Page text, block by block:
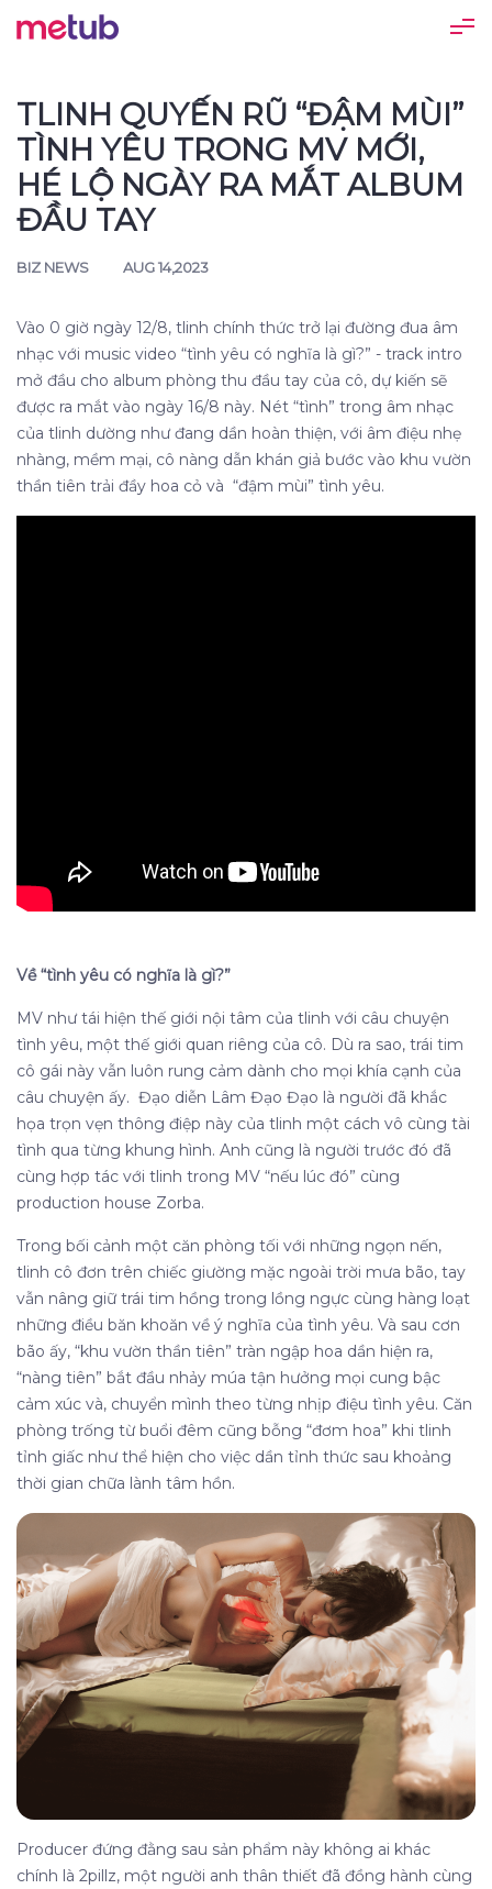
TLINH QUYẾN RŨ “ĐẬM MÙI”
TÌNH YÊU TRONG MV MỚI,
HÉ LỘ NGÀY RA MẮT ALBUM
ĐẦU TAY
BIZ NEWS AUG 14,2023
Vào 0 giờ ngày 12/8, tlinh chính thức trở lại đường đua âm
nhạc với music video “tình yêu có nghĩa là gì?” - track intro
mở đầu cho album phòng thu đầu tay của cô, dự kiến sẽ
được ra mắt vào ngày 16/8 này. Nét “tình” trong âm nhạc
của tlinh dường như đang dần hoàn thiện, với âm điệu nhẹ
nhàng, mềm mại, cô nàng dẫn khán giả bước vào khu vườn
thần tiên trải đầy hoa cỏ và “đậm mùi” tình yêu.
Về “tình yêu có nghĩa là gì?”
MV như tái hiện thế giới nội tâm của tlinh với câu chuyện
tình yêu, một thế giới quan riêng của cô. Dù ra sao, trái tim
cô gái này vẫn luôn rung cảm dành cho mọi khía cạnh của
câu chuyện ấy. Đạo diễn Lâm Đạo Đạo là người đã khắc
họa trọn vẹn thông điệp này của tlinh một cách vô cùng tài
tình qua từng khung hình. Anh cũng là người trước đó đã
cùng hợp tác với tlinh trong MV “nếu lúc đó” cùng
production house Zorba.
Trong bối cảnh một căn phòng tối với những ngọn nến,
tlinh cô đơn trên chiếc giường mặc ngoài trời mưa bão, tay
vẫn nâng giữ trái tim hồng trong lồng ngực cùng hàng loạt
những điều băn khoăn về ý nghĩa của tình yêu. Và sau cơn
bão ấy, “khu vườn thần tiên” tràn ngập hoa dần hiện ra,
“nàng tiên” bắt đầu nhảy múa tận hưởng mọi cung bậc
cảm xúc và, chuyển mình theo từng nhịp điệu tình yêu. Căn
phòng trống từ buổi đêm cũng bỗng “đơm hoa” khi tlinh
tỉnh giấc như thể hiện cho việc dần tỉnh thức sau khoảng
thời gian chữa lành tâm hồn.
Producer đứng đằng sau sản phẩm này không ai khác
chính là 2pillz, một người anh thân thiết đã đồng hành cùng